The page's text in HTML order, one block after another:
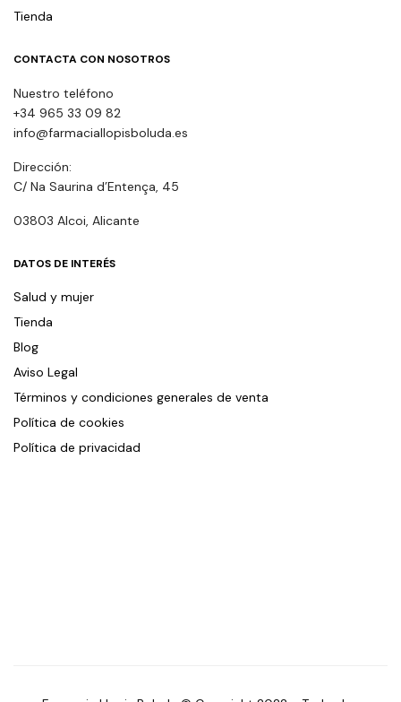
Tienda
CONTACTA CON NOSOTROS
Nuestro teléfono
+34 965 33 09 82
info@farmaciallopisboluda.es
Dirección:
C/ Na Saurina d’Entença, 45
03803 Alcoi, Alicante
DATOS DE INTERÉS
Salud y mujer
Tienda
Blog
Aviso Legal
Términos y condiciones generales de venta
Política de cookies
Política de privacidad